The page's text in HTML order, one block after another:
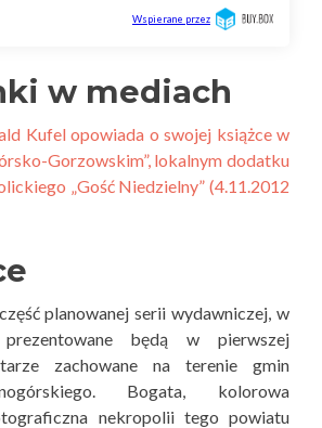
w mediach
Kufel opowiada o swojej książce w
Gorzowskim”, lokalnym dodatku
„Gość Niedzielny” (4.11.2012
planowanej serii wydawniczej, w
będą w pierwszej
zachowane na terenie gmin
Bogata, kolorowa
nekropolii tego powiatu